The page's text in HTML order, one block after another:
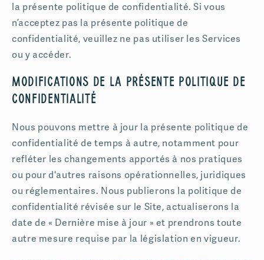
la présente politique de confidentialité. Si vous
n’acceptez pas la présente politique de
confidentialité, veuillez ne pas utiliser les Services
ou y accéder.
Modifications de la présente politique de
confidentialité
Nous pouvons mettre à jour la présente politique de
confidentialité de temps à autre, notamment pour
refléter les changements apportés à nos pratiques
ou pour d'autres raisons opérationnelles, juridiques
ou réglementaires. Nous publierons la politique de
confidentialité révisée sur le Site, actualiserons la
date de « Dernière mise à jour » et prendrons toute
autre mesure requise par la législation en vigueur.